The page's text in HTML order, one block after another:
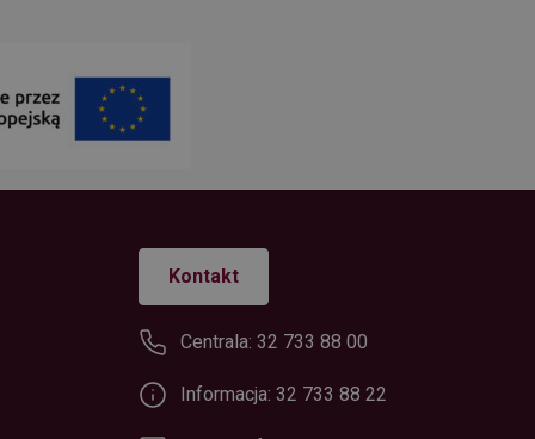
Kontakt
Centrala: 32 733 88 00
Informacja: 32 733 88 22